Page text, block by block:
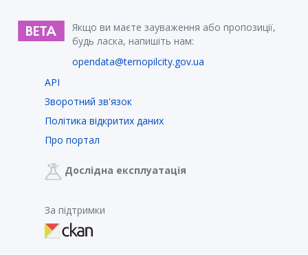
Якщо ви маєте зауваження або пропозиції,
будь ласка, напишіть нам:
opendata@ternopilcity.gov.ua
API
Зворотний зв'язок
Політика відкритих даних
Про портал
Дослідна експлуатація
За підтримки